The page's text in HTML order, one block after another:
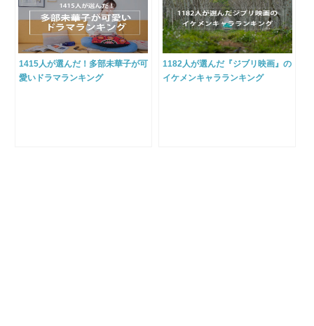
1415人が選んだ！多部未華子が可
愛いドラマランキング
1182人が選んだ『ジブリ映画』の
イケメンキャラランキング